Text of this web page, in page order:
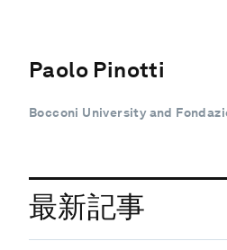
Paolo Pinotti
Bocconi University and
最新記事